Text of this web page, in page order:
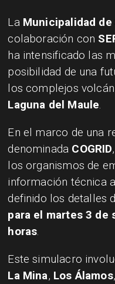
La Municipalidad de
colaboración con
ha intensificado las
posibilidad de una
los complejos
Laguna del Maule.
En el marco de una
denominada COGRID
los organismos de
información técnica
definido los detalles
para el martes 3 de
horas.
Este simulacro
La Mina, Los Álamos,